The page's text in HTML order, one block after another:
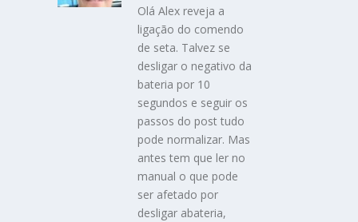
Olá Alex reveja a
ligação do comendo
de seta. Talvez se
desligar o negativo da
bateria por 10
segundos e seguir os
passos do post tudo
pode normalizar. Mas
antes tem que ler no
manual o que pode
ser afetado por
desligar abateria,